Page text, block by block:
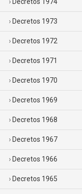
Decretos 1973
Decretos 1972
Decretos 1971
Decretos 1970
Decretos 1969
Decretos 1968
Decretos 1967
Decretos 1966
Decretos 1965